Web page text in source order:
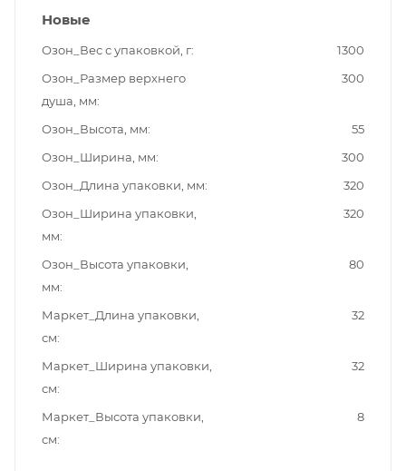
Новые
Озон_Вес с упаковкой, г
1300
Озон_Размер верхнего
душа, мм
300
Озон_Высота, мм
55
Озон_Ширина, мм
300
Озон_Длина упаковки, мм
320
Озон_Ширина упаковки,
мм
320
Озон_Высота упаковки,
мм
80
Маркет_Длина упаковки,
см
32
Маркет_Ширина упаковки,
см
32
Маркет_Высота упаковки,
см
8